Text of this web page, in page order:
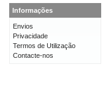
Informações
Envios
Privacidade
Termos de Utilização
Contacte-nos